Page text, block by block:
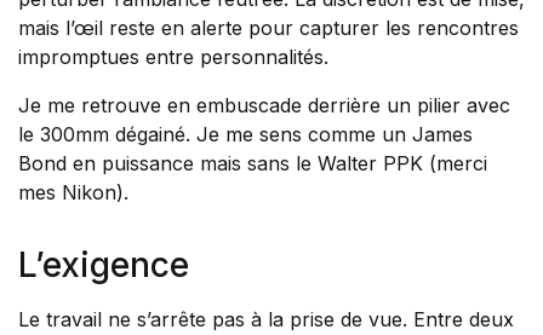
mais l’œil reste en alerte pour capturer les rencontres
impromptues entre personnalités.
Je me retrouve en embuscade derrière un pilier avec
le 300mm dégainé. Je me sens comme un James
Bond en puissance mais sans le Walter PPK (merci
mes Nikon).
L’exigence
Le travail ne s’arrête pas à la prise de vue. Entre deux